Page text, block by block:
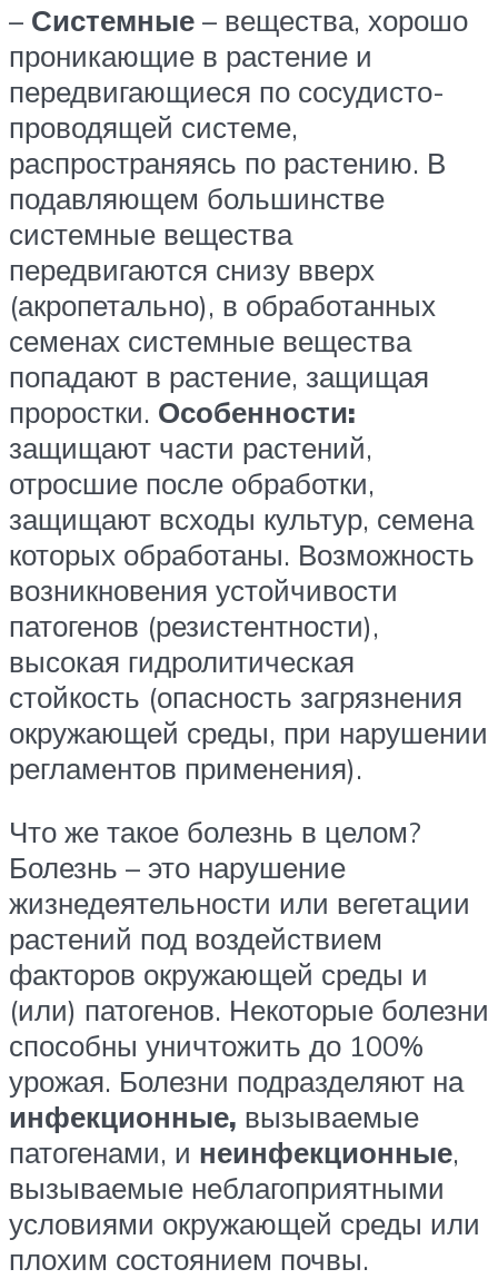
– Системные – вещества, хорошо
проникающие в растение и
передвигающиеся по сосудисто-
проводящей системе,
распространяясь по растению. В
подавляющем большинстве
системные вещества
передвигаются снизу вверх
(акропетально), в обработанных
семенах системные вещества
попадают в растение, защищая
проростки. Особенности:
защищают части растений,
отросшие после обработки,
защищают всходы культур, семена
которых обработаны. Возможность
возникновения устойчивости
патогенов (резистентности),
высокая гидролитическая
стойкость (опасность загрязнения
окружающей среды, при нарушении
регламентов применения).
Что же такое болезнь в целом?
Болезнь – это нарушение
жизнедеятельности или вегетации
растений под воздействием
факторов окружающей среды и
(или) патогенов. Некоторые болезни
способны уничтожить до 100%
урожая. Болезни подразделяют на
инфекционные, вызываемые
патогенами, и неинфекционные,
вызываемые неблагоприятными
условиями окружающей среды или
плохим состоянием почвы.